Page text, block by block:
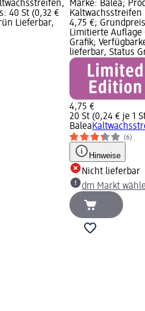
40 St (0,32 €
Lieferbar,
Marke: Balea;
4,75 €;
Limitierte Auflage
Grafik;
lieferbar, Status
4,75 €
20 St (0,24 € je 1
Balea
(6)
Hinweise
Nicht lieferbar
dm Markt